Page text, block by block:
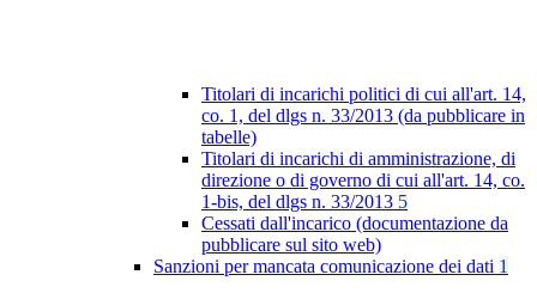
Titolari di incarichi politici di cui all'art. 14,
co. 1, del dlgs n. 33/2013 (da pubblicare in
tabelle)
Titolari di incarichi di amministrazione, di
direzione o di governo di cui all'art. 14, co.
1-bis, del dlgs n. 33/2013 5
Cessati dall'incarico (documentazione da
pubblicare sul sito web)
Sanzioni per mancata comunicazione dei dati 1